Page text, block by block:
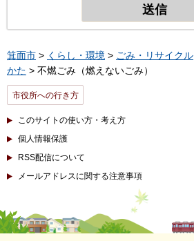
箕面市 > くらし・環境 > ごみ・リサイクル
かた > 不燃ごみ（燃えないごみ）
市役所への行き方
このサイトの使い方・考え方
個人情報保護
RSS配信について
メールアドレスに関する注意事項